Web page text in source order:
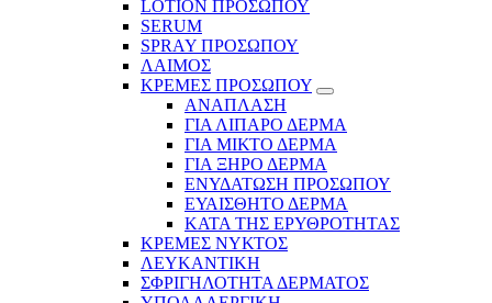
LOTION ΠΡΟΣΩΠΟΥ
SERUM
SPRAY ΠΡΟΣΩΠΟΥ
ΛΑΙΜΟΣ
ΚΡΕΜΕΣ ΠΡΟΣΩΠΟΥ
ΑΝΑΠΛΑΣΗ
ΓΙΑ ΛΙΠΑΡΟ ΔΕΡΜΑ
ΓΙΑ ΜΙΚΤΟ ΔΕΡΜΑ
ΓΙΑ ΞΗΡΟ ΔΕΡΜΑ
ΕΝΥΔΑΤΩΣΗ ΠΡΟΣΩΠΟΥ
ΕΥΑΙΣΘΗΤΟ ΔΕΡΜΑ
ΚΑΤΑ ΤΗΣ ΕΡΥΘΡΟΤΗΤΑΣ
ΚΡΕΜΕΣ ΝΥΚΤΟΣ
ΛΕΥΚΑΝΤΙΚΗ
ΣΦΡΙΓΗΛΟΤΗΤΑ ΔΕΡΜΑΤΟΣ